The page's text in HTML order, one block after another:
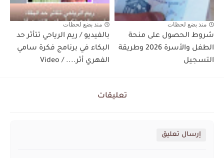
منذ بضع لحظات
شروط الحصول على منحة
الطفل والأسرة 2026 وطريقة
التسجيل
منذ بضع لحظات
بالفيديو / ريم الرياحي تتأثر حد
البكاء في برنامج فكرة سامي
الفهري أثر.... / Video
تعليقات
إرسال تعليق